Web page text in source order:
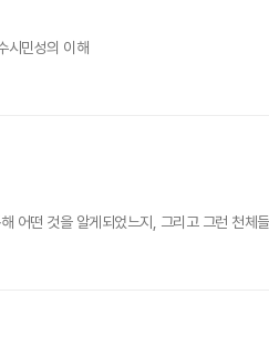
시민성의 이해
어떤 것을 알게되었느지, 그리고 그런 천체